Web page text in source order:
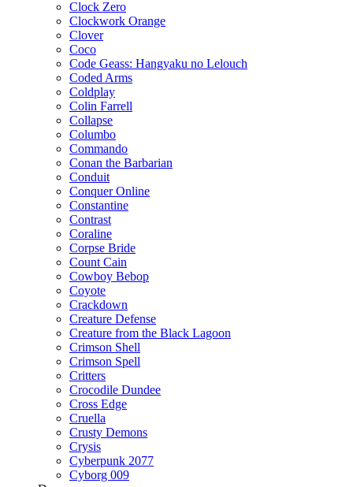
Clock Zero
Clockwork Orange
Clover
Coco
Code Geass: Hangyaku no Lelouch
Coded Arms
Coldplay
Colin Farrell
Collapse
Columbo
Commando
Conan the Barbarian
Conduit
Conquer Online
Constantine
Contrast
Coraline
Corpse Bride
Count Cain
Cowboy Bebop
Coyote
Crackdown
Creature Defense
Creature from the Black Lagoon
Crimson Shell
Crimson Spell
Critters
Crocodile Dundee
Cross Edge
Cruella
Crusty Demons
Crysis
Cyberpunk 2077
Cyborg 009